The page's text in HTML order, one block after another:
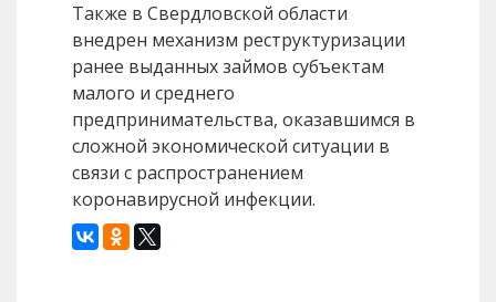
Также в Свердловской области
внедрен механизм реструктуризации
ранее выданных займов субъектам
малого и среднего
предпринимательства, оказавшимся в
сложной экономической ситуации в
связи с распространением
коронавирусной инфекции.